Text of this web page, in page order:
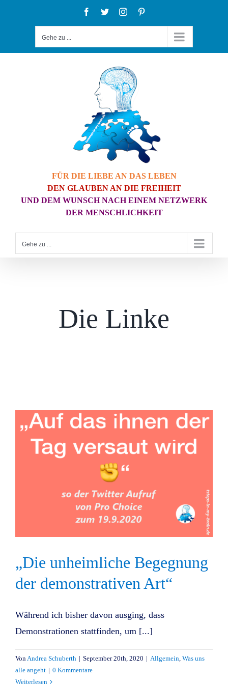
Facebook
TwitterInstagram
Gehe zu ...
FÜR DIE LIEBE AN DAS LEBEN
DEN GLAUBEN AN DIE FREIHEIT
UND DEM WUNSCH NACH EINEM NETZWERK
DER MENSCHLICHKEIT
Gehe zu ...
Die Linke
„Die unheimliche Begegnung
der demonstrativen Art“
Während ich bisher davon ausging, dass
Demonstrationen stattfinden, um [...]
Von Andrea Schuberth | September 20th, 2020 | Allgemein Was uns
alle angeht | 0 Kommentare
Weiterlesen